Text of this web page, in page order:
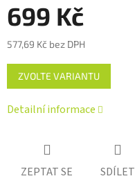
699 Kč
577,69 Kč bez DPH
Měrná
cena:
ZVOLTE VARIANTU
Detailní informace
ZEPTAT SE SDÍLET